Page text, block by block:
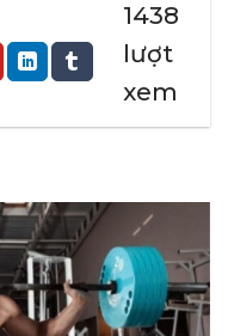
1438
lượt
xem